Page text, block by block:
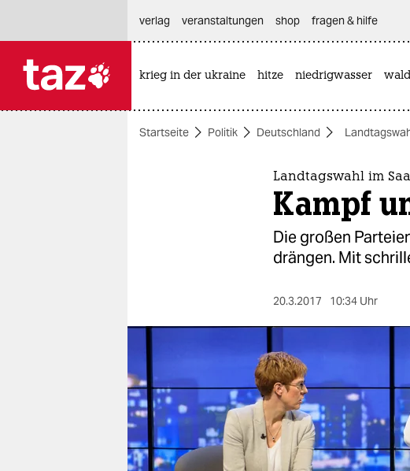
themen
berlin
nord
wahrheit
verlag
verlag
veranstaltungen shop fragen & hilfe
krieg in der ukraine hitze niedrigwasser
Startseite Politik Deutschland
Landtagswahl im
Kampf
Die großen
drängen. Mit
20.3.2017 10:34 Uhr